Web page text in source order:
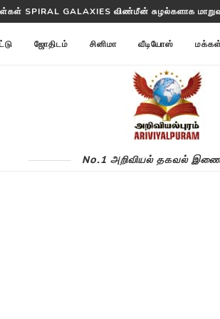
LISTS PROTEINS 2 மில்லியன் புரதங்களை
ஜோதிடம் சினிமா வீடியோஸ் மக்கள்
No.1 அறிவியல் தகவல்